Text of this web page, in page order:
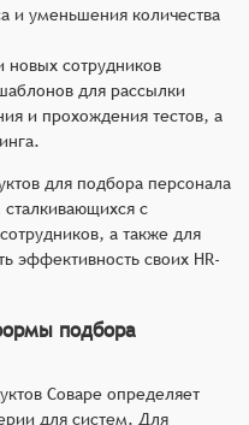
и уменьшения количества
новых сотрудников
для рассылки
и прохождения тестов, а
для подбора персонала
с
а также для
эффективность своих HR-
подбора
Соваре определяет
для систем. Для